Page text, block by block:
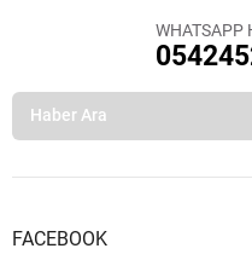
WHATSAPP
FACEBOOK